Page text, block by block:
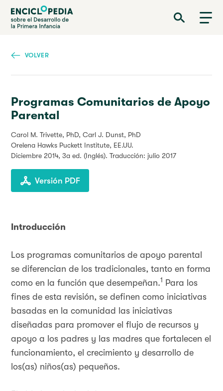
Pasar
contenido
Enciclopedia sobre el Desarrollo de la Primera Infancia
VOLVER
Programas Comunitarios de Apoyo
Parental
Carol M. Trivette, PhD, Carl J. Dunst, PhD
Orelena Hawks Puckett Institute, EE.UU.
Diciembre 2014, 3a ed. (Inglés). Traducción: julio 2017
Versión PDF
Introducción
Los programas comunitarios de apoyo parental
se diferencian de los tradicionales, tanto en forma
como en la función que desempeñan.1
Para los
fines de esta revisión, se definen como iniciativas
basadas en la comunidad las iniciativas
diseñadas para promover el flujo de recursos y
apoyo a los padres y las madres que fortalecen el
funcionamiento, el crecimiento y desarrollo de
los(as) niños(as) pequeños.